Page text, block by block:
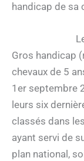
handicap de sa
Gros handicap
chevaux de 5
1er septembre
leurs six
classés dans
ayant servi de
plan national,